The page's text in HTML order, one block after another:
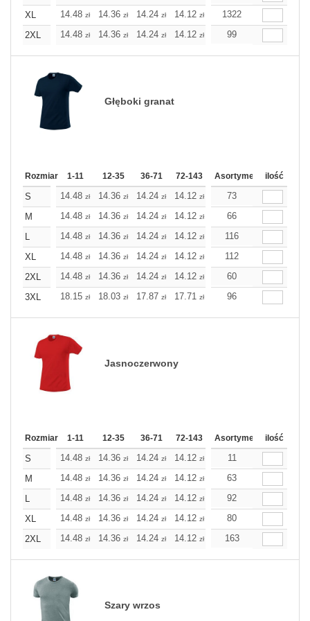
XL
14.48 zł 14.36 zł 14.24 zł 14.12 zł 14.00zł
1322
2XL
14.48 zł 14.36 zł 14.24 zł 14.12 zł 14.00
99
Głęboki granat
Rozmiar 1-11 12-35 36-71 72-143 144-287 288 Dodaj
Asortyment ilość
S 14.48 zł 14.36 zł 14.24 zł 14.12 zł 14.00
73
M
14.48 zł 14.36 zł 14.24 zł 14.12 zł 14.00
66
L
14.48 zł 14.36 zł 14.24 zł 14.12 zł 14.00zł
116
XL
14.48 zł 14.36 zł 14.24 zł 14.12 zł 14.00zł
112
2XL
14.48 zł 14.36 zł 14.24 zł 14.12 zł 14.00
60
3XL
18.15 zł 18.03 zł 17.87 zł 17.71 zł 17.55
96
Jasnoczerwony
Rozmiar 1-11 12-35 36-71 72-143 144-287 288 Dodaj
Asortyment ilość
S 14.48 zł 14.36 zł 14.24 zł 14.12 zł 14.00
11
M
14.48 zł 14.36 zł 14.24 zł 14.12 zł 14.00
63
L
14.48 zł 14.36 zł 14.24 zł 14.12 zł 14.00
92
XL
14.48 zł 14.36 zł 14.24 zł 14.12 zł 14.00
80
2XL
14.48 zł 14.36 zł 14.24 zł 14.12 zł 14.00zł
163
Szary wrzos